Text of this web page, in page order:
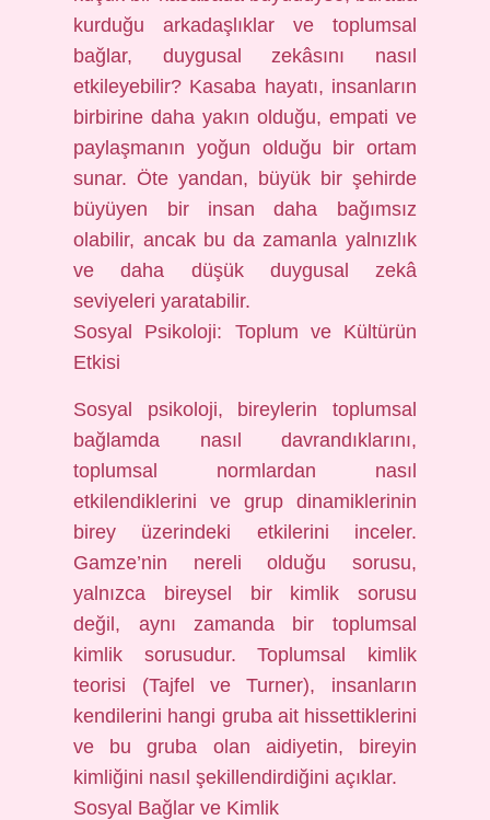
kurduğu arkadaşlıklar ve toplumsal
bağlar, duygusal zekâsını nasıl
etkileyebilir? Kasaba hayatı, insanların
birbirine daha yakın olduğu, empati ve
paylaşmanın yoğun olduğu bir ortam
sunar. Öte yandan, büyük bir şehirde
büyüyen bir insan daha bağımsız
olabilir, ancak bu da zamanla yalnızlık
ve daha düşük duygusal zekâ
seviyeleri yaratabilir.
Sosyal Psikoloji: Toplum ve Kültürün
Etkisi
Sosyal psikoloji, bireylerin toplumsal
bağlamda nasıl davrandıklarını,
toplumsal normlardan nasıl
etkilendiklerini ve grup dinamiklerinin
birey üzerindeki etkilerini inceler.
Gamze’nin nereli olduğu sorusu,
yalnızca bireysel bir kimlik sorusu
değil, aynı zamanda bir toplumsal
kimlik sorusudur. Toplumsal kimlik
teorisi (Tajfel ve Turner), insanların
kendilerini hangi gruba ait hissettiklerini
ve bu gruba olan aidiyetin, bireyin
kimliğini nasıl şekillendirdiğini açıklar.
Sosyal Bağlar ve Kimlik